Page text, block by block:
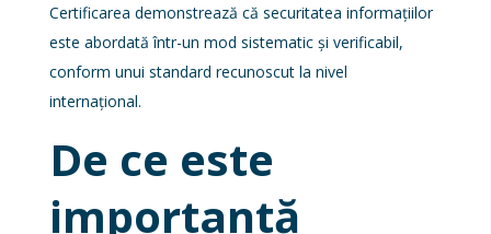
Certificarea demonstrează că securitatea informațiilor
este abordată într-un mod sistematic și verificabil,
conform unui standard recunoscut la nivel
internațional.
De ce este
importantă